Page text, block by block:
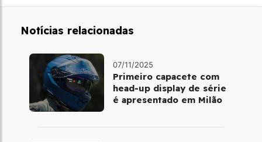
Notícias relacionadas
07/11/2025
Primeiro capacete com
head‑up display de série
é apresentado em Milão